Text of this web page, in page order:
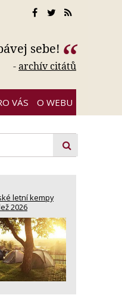
sebe!
-archív citátů
VÁS O WEBU
letní kempy
2026